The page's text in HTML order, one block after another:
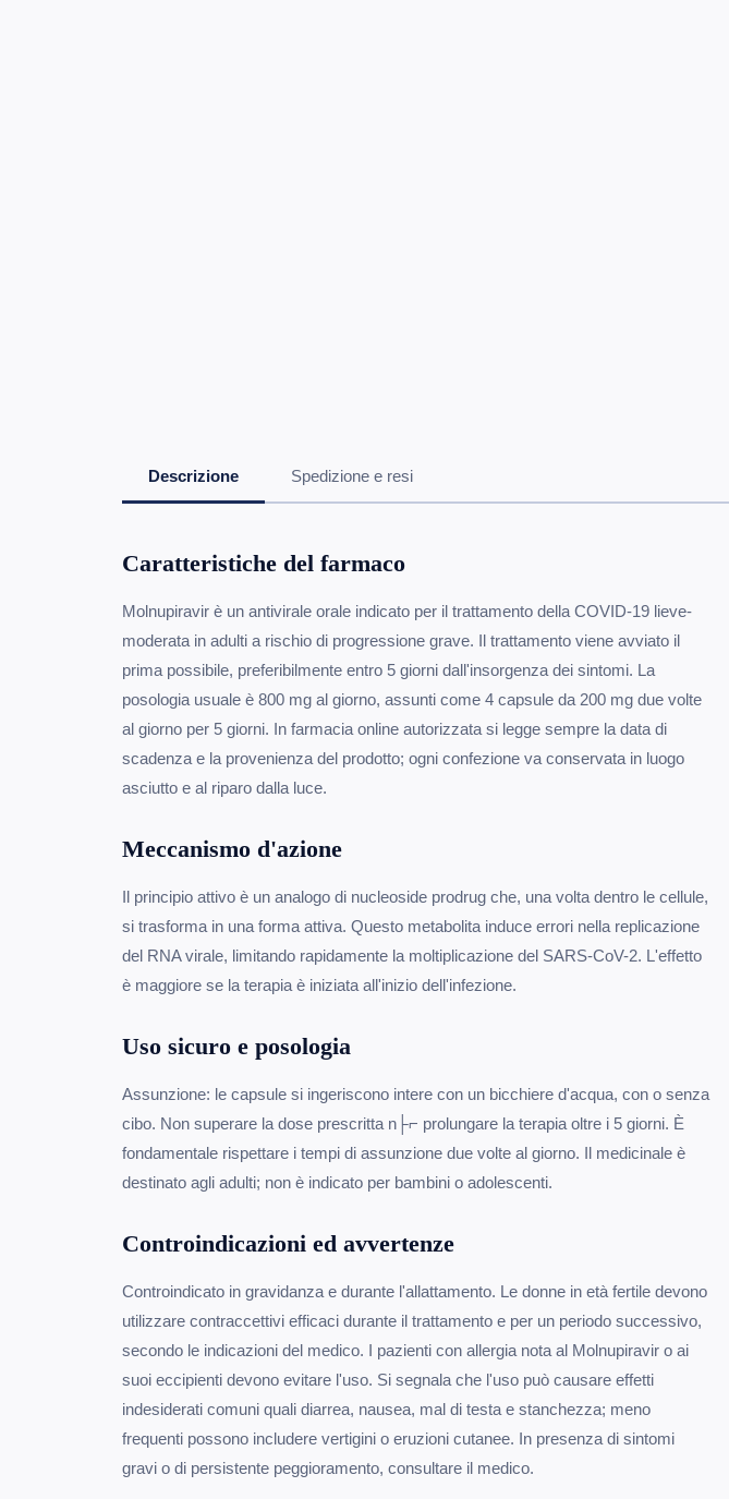
Descrizione Spedizione e resi
Caratteristiche del farmaco
Molnupiravir è un antivirale orale indicato per il trattamento della COVID-19 lieve-
moderata in adulti a rischio di progressione grave. Il trattamento viene avviato il
prima possibile, preferibilmente entro 5 giorni dall'insorgenza dei sintomi. La
posologia usuale è 800 mg al giorno, assunti come 4 capsule da 200 mg due volte
al giorno per 5 giorni. In farmacia online autorizzata si legge sempre la data di
scadenza e la provenienza del prodotto; ogni confezione va conservata in luogo
asciutto e al riparo dalla luce.
Meccanismo d'azione
Il principio attivo è un analogo di nucleoside prodrug che, una volta dentro le cellule,
si trasforma in una forma attiva. Questo metabolita induce errori nella replicazione
del RNA virale, limitando rapidamente la moltiplicazione del SARS-CoV-2. L'effetto
è maggiore se la terapia è iniziata all'inizio dell'infezione.
Uso sicuro e posologia
Assunzione: le capsule si ingeriscono intere con un bicchiere d'acqua, con o senza
cibo. Non superare la dose prescritta n├⌐ prolungare la terapia oltre i 5 giorni. È
fondamentale rispettare i tempi di assunzione due volte al giorno. Il medicinale è
destinato agli adulti; non è indicato per bambini o adolescenti.
Controindicazioni ed avvertenze
Controindicato in gravidanza e durante l'allattamento. Le donne in età fertile devono
utilizzare contraccettivi efficaci durante il trattamento e per un periodo successivo,
secondo le indicazioni del medico. I pazienti con allergia nota al Molnupiravir o ai
suoi eccipienti devono evitare l'uso. Si segnala che l'uso può causare effetti
indesiderati comuni quali diarrea, nausea, mal di testa e stanchezza; meno
frequenti possono includere vertigini o eruzioni cutanee. In presenza di sintomi
gravi o di persistente peggioramento, consultare il medico.